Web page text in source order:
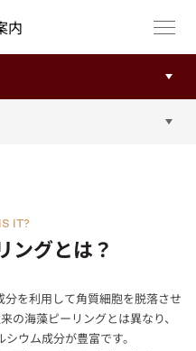
内
ングとは？
IT?
を利用して角質細胞を脱落させ
の海藻ピーリングとは異なり、
ウム成分が豊富です。